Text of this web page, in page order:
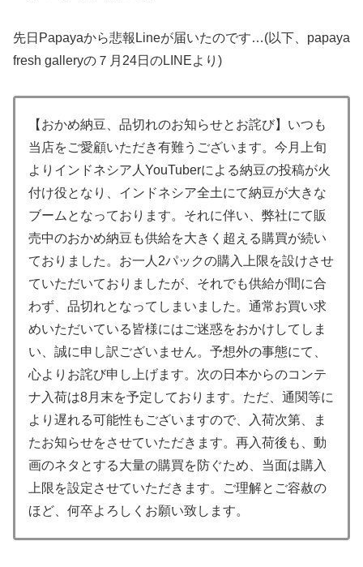
先日Papayaから悲報Lineが届いたのです…(以下、papaya
fresh galleryの７月24日のLINEより)
【おかめ納豆、品切れのお知らせとお詫び】いつも
当店をご愛顧いただき有難うございます。今月上旬
よりインドネシア人YouTuberによる納豆の投稿が火
付け役となり、インドネシア全土にて納豆が大きな
ブームとなっております。それに伴い、弊社にて販
売中のおかめ納豆も供給を大きく超える購買が続い
ておりました。お一人2パックの購入上限を設けさせ
ていただいておりましたが、それでも供給が間に合
わず、品切れとなってしまいました。通常お買い求
めいただいている皆様にはご迷惑をおかけしてしま
い、誠に申し訳ございません。予想外の事態にて、
心よりお詫び申し上げます。次の日本からのコンテ
ナ入荷は8月末を予定しております。ただ、通関等に
より遅れる可能性もございますので、入荷次第、ま
たお知らせをさせていただきます。再入荷後も、動
画のネタとする大量の購買を防ぐため、当面は購入
上限を設定させていただきます。ご理解とご容赦の
ほど、何卒よろしくお願い致します。